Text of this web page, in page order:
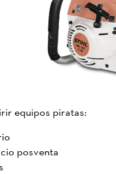
equipos piratas:
posventa